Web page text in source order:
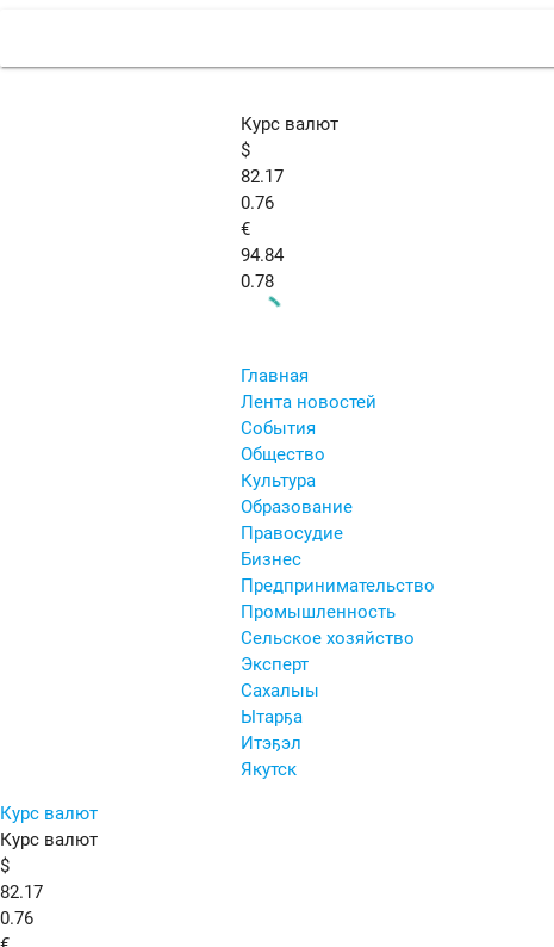
Курс валют
$
82.17
0.76
€
94.84
0.78
Главная
Лента новостей
События
Общество
Культура
Образование
Правосудие
Бизнес
Предпринимательство
Промышленность
Сельское хозяйство
Эксперт
Сахалыы
Ытарҕа
Итэҕэл
Якутск
Курс валют
Курс валют
$
82.17
0.76